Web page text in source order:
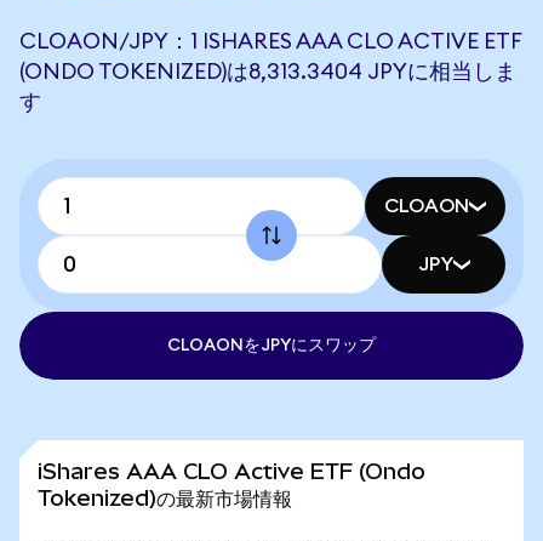
CLOAON/JPY：1 ISHARES AAA CLO ACTIVE ETF
(ONDO TOKENIZED)は8,313.3404 JPYに相当しま
す
CLOAON
JPY
CLOAONをJPYにスワップ
iShares AAA CLO Active ETF (Ondo
Tokenized)の最新市場情報